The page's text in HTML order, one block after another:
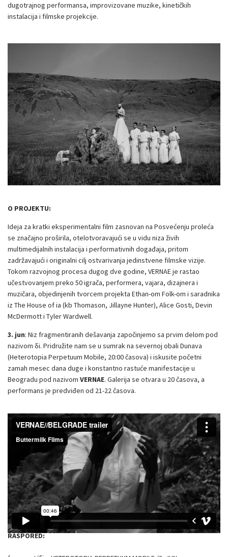
dugotrajnog performansa, improvizovane muzike, kinetičkih
instalacija i filmske projekcije.
O PROJEKTU:
Ideja za kratki eksperimentalni film zasnovan na Posvećenju proleća
se značajno proširila, otelotvoravajući se u vidu niza živih
multimedijalnih instalacija i performativnih događaja, pritom
zadržavajući i originalni cilj ostvarivanja jedinstvene filmske vizije.
Tokom razvojnog procesa dugog dve godine, VERNAE je rastao
učestvovanjem preko 50 igrača, performera, vajara, dizajnera i
muzičara, objedinjenih tvorcem projekta Ethan-om Folk-om i saradnika
iz The House of ia (kb Thomason, Jillayne Hunter), Alice Gosti, Devin
McDermott i Tyler Wardwell.
3. jun: Niz fragmentiranih dešavanja započinjemo sa prvim delom pod
nazivom δi. Pridružite nam se u sumrak na severnoj obali Dunava
(Heterotopia Perpetuum Mobile, 20:00 časova) i iskusite početni
zamah mesec dana duge i konstantno rastuće manifestacije u
Beogradu pod nazivom VERNAE. Galerija se otvara u 20 časova, a
performans je predviđen od 21-22 časova.
RASPORED: